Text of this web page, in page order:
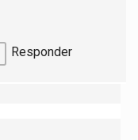
Responder